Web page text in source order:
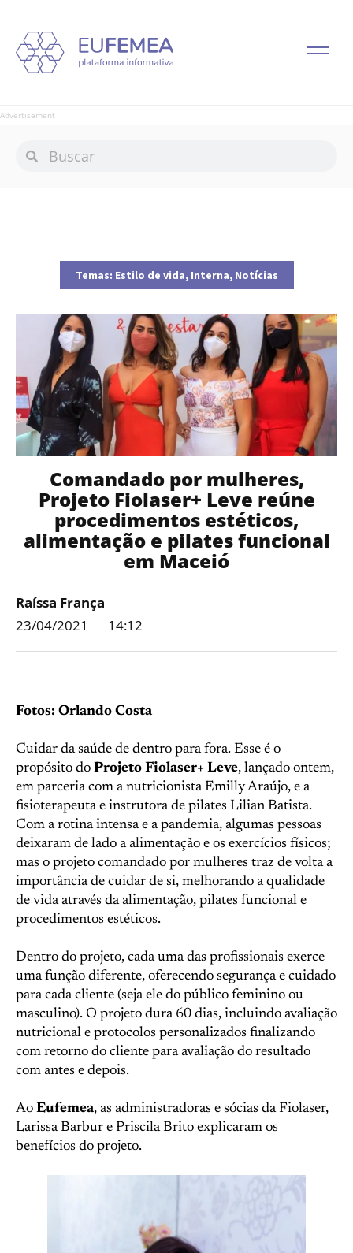
Advertisement
Temas: Estilo de vida, Interna, Notícias
Comandado por mulheres,
Projeto Fiolaser+ Leve reúne
procedimentos estéticos,
alimentação e pilates funcional
em Maceió
Raíssa França
23/04/2021
14:12
Fotos: Orlando Costa
Cuidar da saúde de dentro para fora. Esse é o
propósito do Projeto Fiolaser+ Leve, lançado ontem,
em parceria com a nutricionista Emilly Araújo, e a
fisioterapeuta e instrutora de pilates Lilian Batista.
Com a rotina intensa e a pandemia, algumas pessoas
deixaram de lado a alimentação e os exercícios físicos;
mas o projeto comandado por mulheres traz de volta a
importância de cuidar de si, melhorando a qualidade
de vida através da alimentação, pilates funcional e
procedimentos estéticos.
Dentro do projeto, cada uma das profissionais exerce
uma função diferente, oferecendo segurança e cuidado
para cada cliente (seja ele do público feminino ou
masculino). O projeto dura 60 dias, incluindo avaliação
nutricional e protocolos personalizados finalizando
com retorno do cliente para avaliação do resultado
com antes e depois.
Ao Eufemea, as administradoras e sócias da Fiolaser,
Larissa Barbur e Priscila Brito explicaram os
benefícios do projeto.